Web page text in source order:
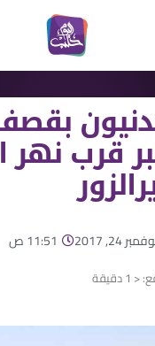
قرب نهر
24, 2017 11:51 ص
< 1 دقيقة